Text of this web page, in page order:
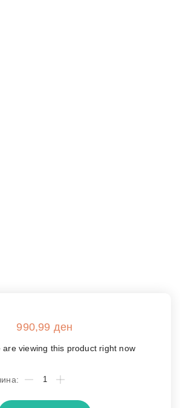
990,99 ден
are viewing this product right now